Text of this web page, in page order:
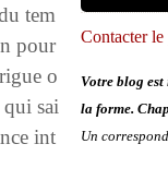
tem
pour
o
sai
int
Contacter
Votre blog
la forme.
Un